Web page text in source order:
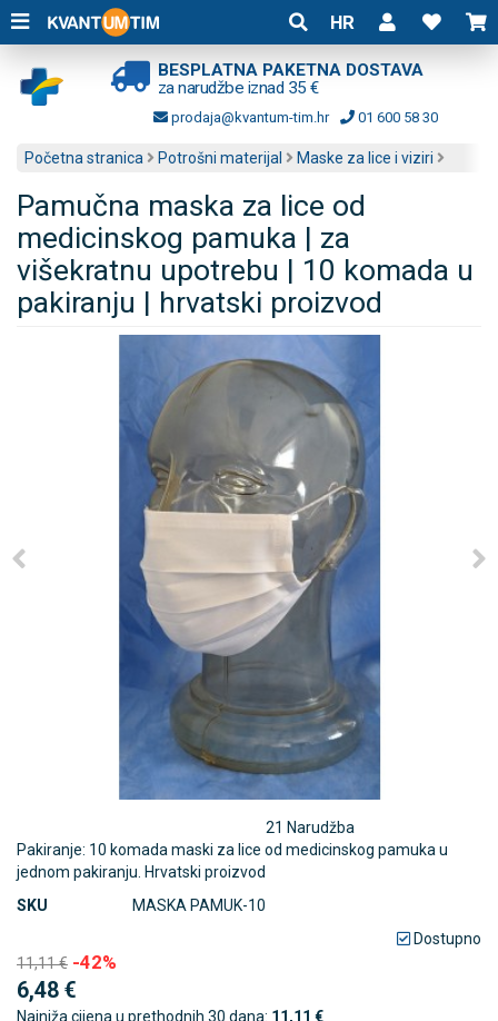
HR
BESPLATNA PAKETNA DOSTAVA
za narudžbe iznad 35 €
prodaja@kvantum-tim.hr 01 600 58 30
Početna stranica Potrošni materijal Maske za lice i viziri
Pamučna maska za lice od
medicinskog pamuka | za
višekratnu upotrebu | 10 komada u
pakiranju | hrvatski proizvod
21 Narudžba
Pakiranje: 10 komada maski za lice od medicinskog pamuka u
jednom pakiranju. Hrvatski proizvod
SKU
MASKA PAMUK-10
11,11 € -42%
6,48 €
Dostupno
Najniža cijena u prethodnih 30 dana: 11,11 €